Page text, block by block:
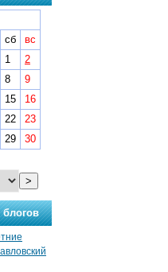
сб
вс
1
2
8
9
15
16
22
23
29
30
>